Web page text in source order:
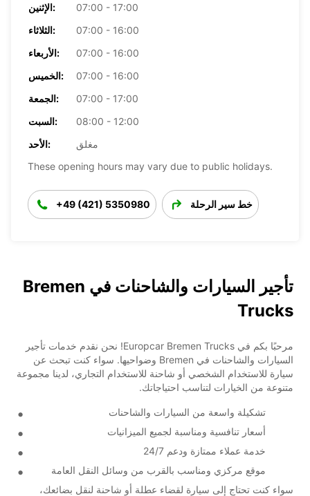
الإثنين:
07:00 - 17:00
الثلاثاء:
07:00 - 16:00
الأربعاء:
07:00 - 16:00
الخميس:
07:00 - 16:00
الجمعة:
07:00 - 17:00
السبت:
08:00 - 12:00
الأحد:
مغلق
These opening hours may vary due to public holidays.
+49 (421) 5350980 خط سير الرحلة
تأجير السيارات والشاحنات في Bremen
Trucks
مرحبًا بكم في Europcar Bremen Trucks! نحن نقدم خدمات تأجير
السيارات والشاحنات في Bremen وضواحيها. سواء كنت تبحث عن
سيارة للاستخدام الشخصي أو شاحنة للاستخدام التجاري، لدينا مجموعة
متنوعة من الخيارات لتناسب احتياجاتك.
تشكيلة واسعة من السيارات والشاحنات
أسعار تنافسية ومناسبة لجميع الميزانيات
خدمة عملاء ممتازة ودعم 24/7
موقع مركزي ومناسب بالقرب من وسائل النقل العامة
سواء كنت تحتاج إلى سيارة لقضاء عطلة أو شاحنة لنقل بضائعك،